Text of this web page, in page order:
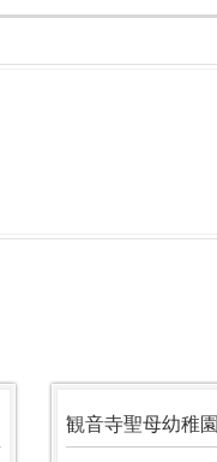
観音寺聖母幼稚園